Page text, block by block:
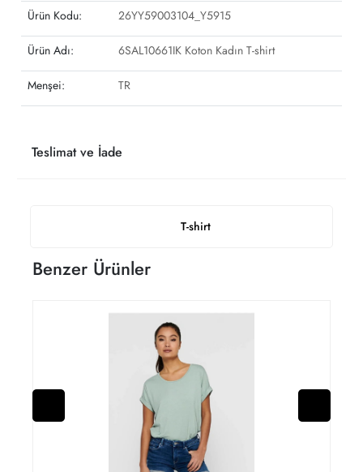
T-shirt
Ürün Kodu: 26YY59003104_Y5915
Ürün Adı: 6SAL10661IK Koton Kadın T-shirt
Menşei: TR
Teslimat ve İade
Benzer Ürünler